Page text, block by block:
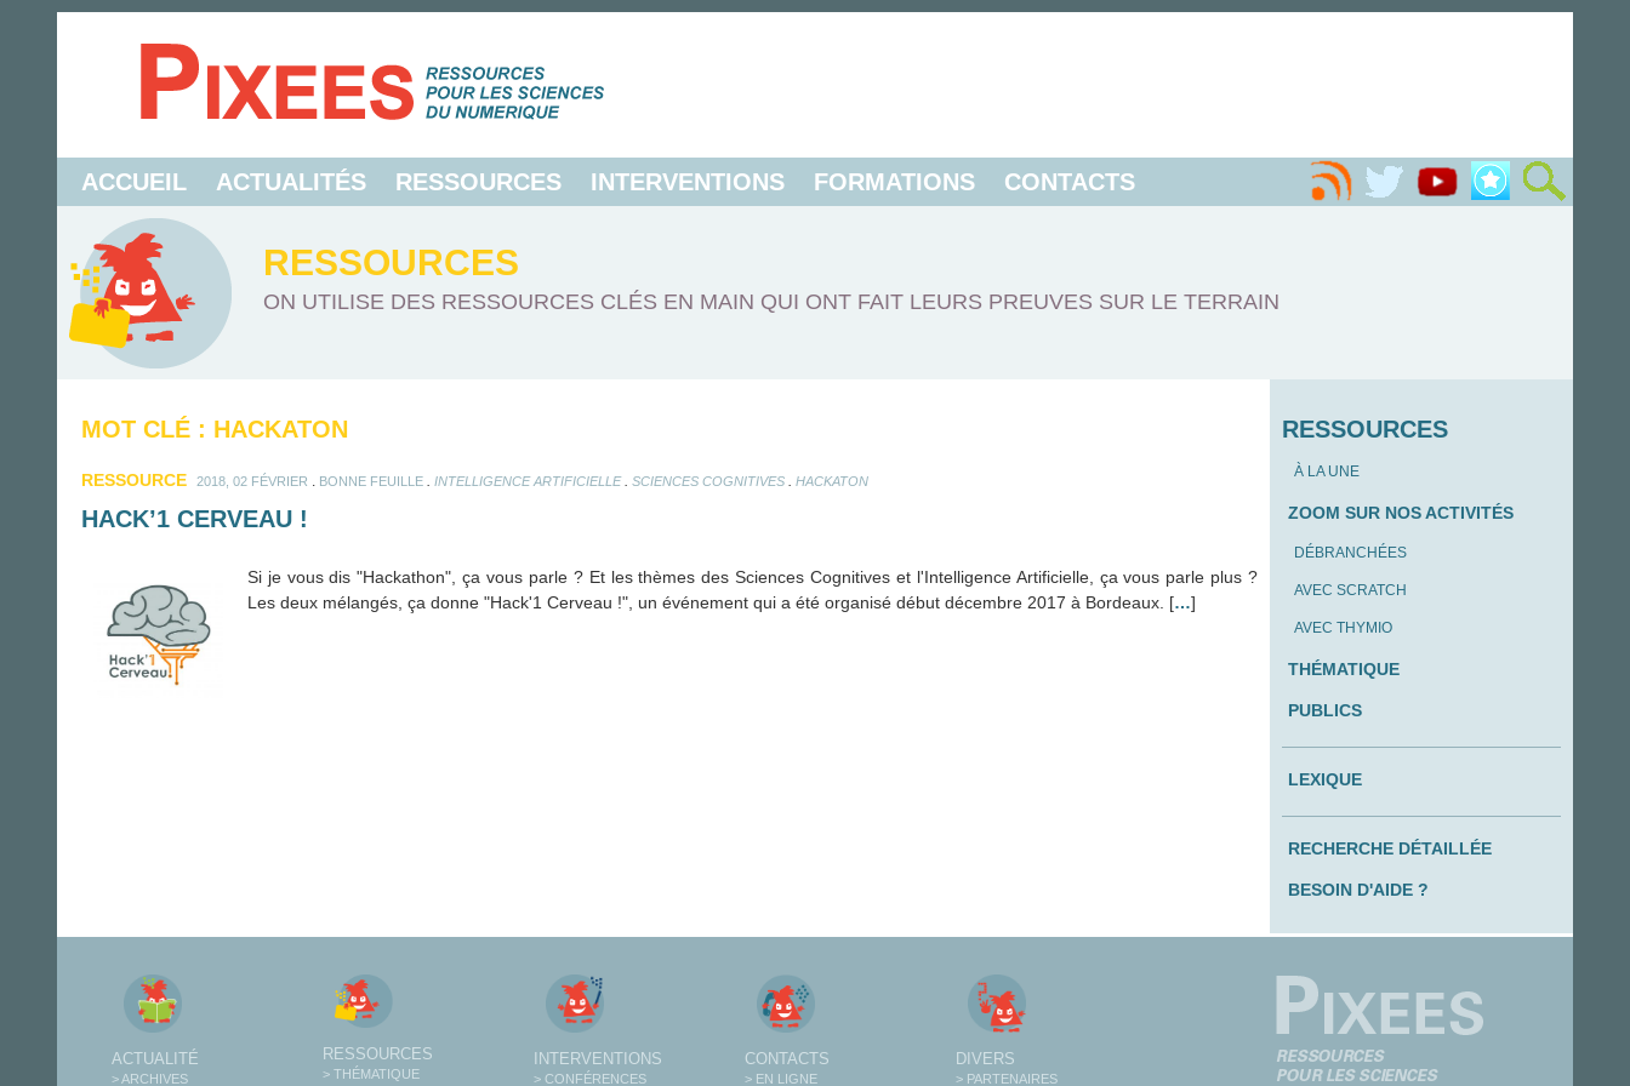
ACCUEIL ACTUALITÉS RESSOURCES INTERVENTIONS FORMATIONS CONTACTS
RESSOURCES
ON UTILISE DES RESSOURCES CLÉS EN MAIN QUI ONT FAIT LEURS PREUVES SUR LE TERRAIN
MOT CLÉ : HACKATON
RESSOURCE 2018, 02 FÉVRIER BONNE FEUILLE INTELLIGENCE ARTIFICIELLE. SCIENCES COGNITIVES HACKATON
HACK’1 CERVEAU !
Si je vous dis "Hackathon", ça vous parle ? Et les thèmes des Sciences Cognitives et l'Intelligence Artificielle, ça vous parle plus ?
Les deux mélangés, ça donne "Hack'1 Cerveau !", un événement qui a été organisé début décembre 2017 à Bordeaux. […]
RESSOURCES
À LA UNE
ZOOM SUR NOS ACTIVITÉS
DÉBRANCHÉES
AVEC SCRATCH
AVEC THYMIO
THÉMATIQUE
PUBLICS
LEXIQUE
RECHERCHE DÉTAILLÉE
BESOIN D'AIDE ?
ACTUALITÉ
> ARCHIVES
RESSOURCES
> THÉMATIQUE
INTERVENTIONS
> CONFÉRENCES
CONTACTS
> EN LIGNE
DIVERS
> PARTENAIRES